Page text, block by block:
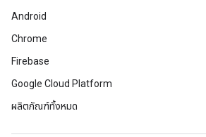
Android
Chrome
Firebase
Google Cloud Platform
ผลิตภัณฑ์ทั้งหมด